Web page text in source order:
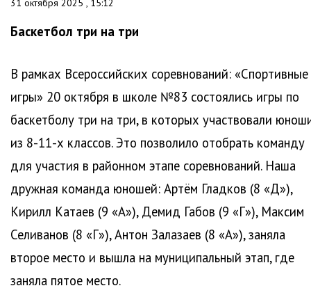
31 октября 2025 , 15:12
Баскетбол три на три
В рамках Всероссийских соревнований: «Спортивные
игры» 20 октября в школе №83 состоялись игры по
баскетболу три на три, в которых участвовали
из 8-11-х классов. Это позволило отобрать команду
для участия в районном этапе соревнований. Наша
дружная команда юношей: Артём Гладков (8 «Д»),
Кирилл Катаев (9 «А»), Демид Габов (9 «Г»), Максим
Селиванов (8 «Г»), Антон Залазаев (8 «А»), заняла
второе место и вышла на муниципальный этап, где
заняла пятое место.